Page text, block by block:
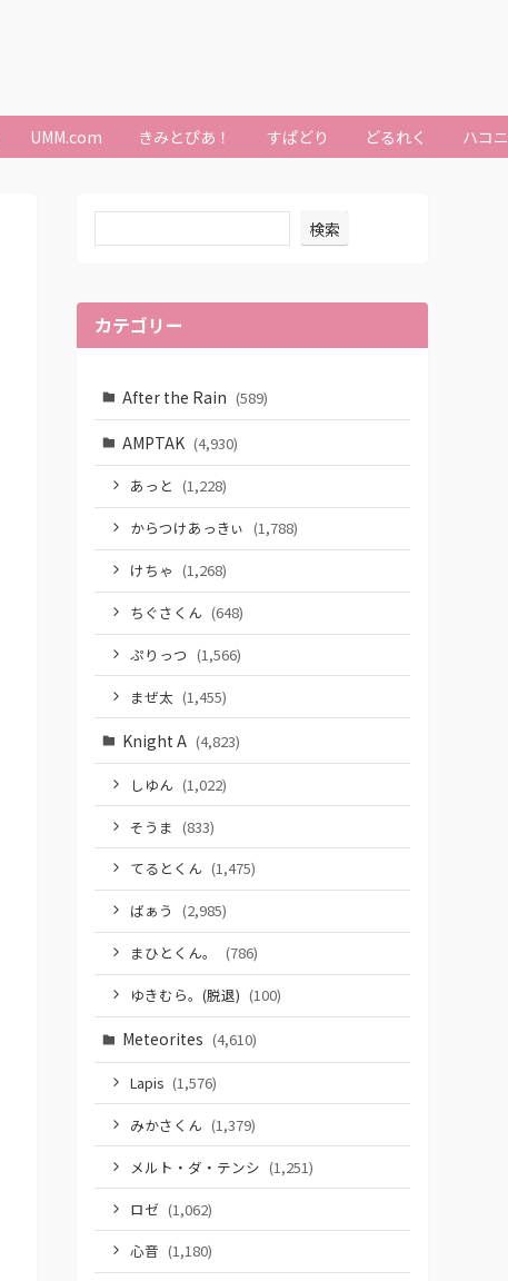
UMM.com きみとぴあ！ すぱどり どるれく ハコ
検索
カテゴリー
After the Rain (589)
AMPTAK (4,930)
あっと (1,228)
からつけあっきぃ (1,788)
けちゃ (1,268)
ちぐさくん (648)
ぷりっつ (1,566)
まぜ太 (1,455)
Knight A (4,823)
しゆん (1,022)
そうま (833)
てるとくん (1,475)
ばぁう (2,985)
まひとくん。
(786)
ゆきむら。(脱退) (100)
Meteorites (4,610)
Lapis (1,576)
みかさくん (1,379)
メルト・ダ・テンシ (1,251)
ロゼ (1,062)
心音 (1,180)